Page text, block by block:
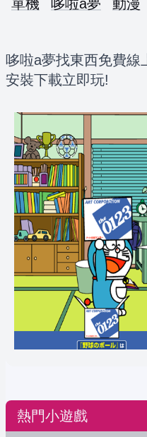
單機
哆啦a夢 動漫
哆啦a夢找東西免費線
安裝下載立即玩!
熱門小遊戲